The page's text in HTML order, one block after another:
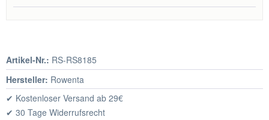
Artikel-Nr.: RS-RS8185
Hersteller: Rowenta
✔ Kostenloser Versand ab 29€
✔ 30 Tage Widerrufsrecht